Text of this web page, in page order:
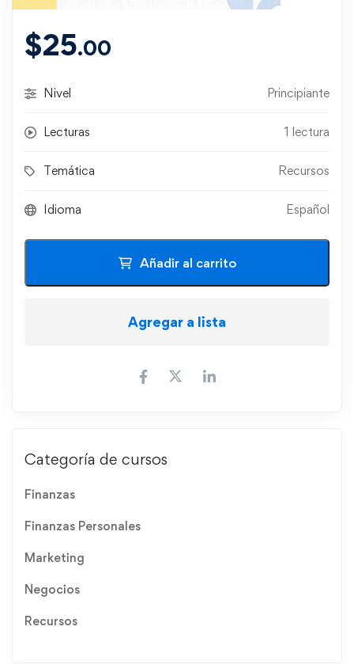
$25.00
Nivel Principiante
Lecturas 1 lectura
Temática Recursos
Idioma Español
Añadir al carrito
Agregar a lista
Categoría de cursos
Finanzas
Finanzas Personales
Marketing
Negocios
Recursos